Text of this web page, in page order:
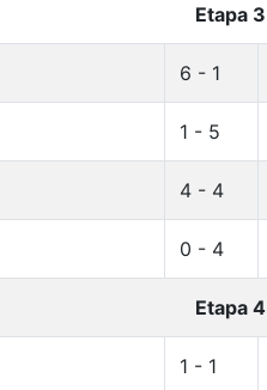
Etapa 3
6 - 1
1 - 5
4 - 4
0 - 4
Etapa 4
1 - 1